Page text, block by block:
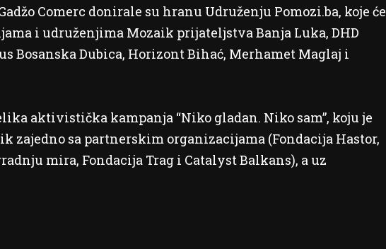
Comerc donirale su hranu Udruženju Pomozi.ba, koje će
i udruženjima Mozaik prijateljstva Banja Luka, DHD
Bosanska Dubica, Horizont Bihać, Merhamet Maglaj i
aktivistička kampanja “Niko gladan. Niko sam”, koju je
zajedno sa partnerskim organizacijama (Fondacija Hastor,
mira, Fondacija Trag i Catalyst Balkans), a uz